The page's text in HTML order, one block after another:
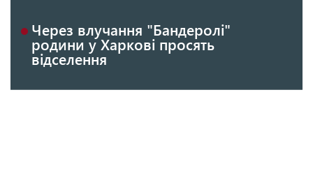
Через влучання "Бандеролі"
родини у Харкові просять
відселення